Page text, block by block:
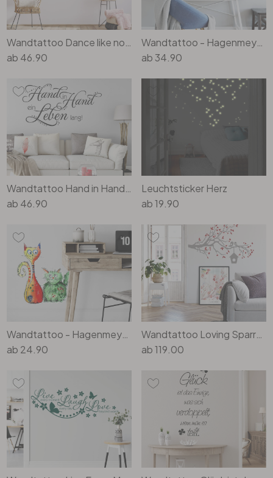
ab 46.90
ab34.90
ab 46.90
Leuchtsticker Herz
ab19.90
ab 24.90
ab119.00